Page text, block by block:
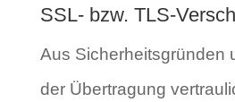
SSL- bzw. TLS-
Aus Sicherheitsgründen
der Übertragung